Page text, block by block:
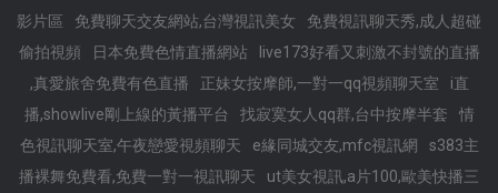
影片區
免費聊天交友網站,台灣視訊美女
免費視訊聊天秀,成人超碰
偷拍視頻
日本免費色情直播網站
live173好看又刺激不封號的直播
,真愛旅舍免費有色直播
正妹女按摩師,一對一qq視頻聊天室
i直
播,showlive剛上線的黃播平台
找寂寞女人qq群,台中按摩半套
情
色視訊聊天室,午夜戀愛視頻聊天
e緣同城交友,mfc視訊網
s383主
播裸舞免費看,免費一對一視訊聊天
ut美女視訊,a片100,歐美快播三